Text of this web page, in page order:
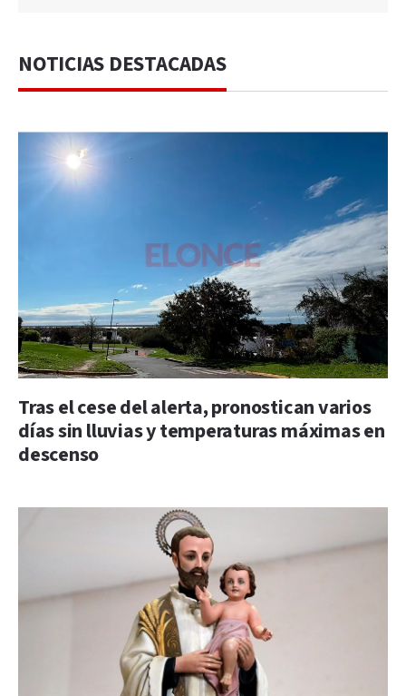
NOTICIAS DESTACADAS
Tras el cese del alerta, pronostican varios
días sin lluvias y temperaturas máximas en
descenso